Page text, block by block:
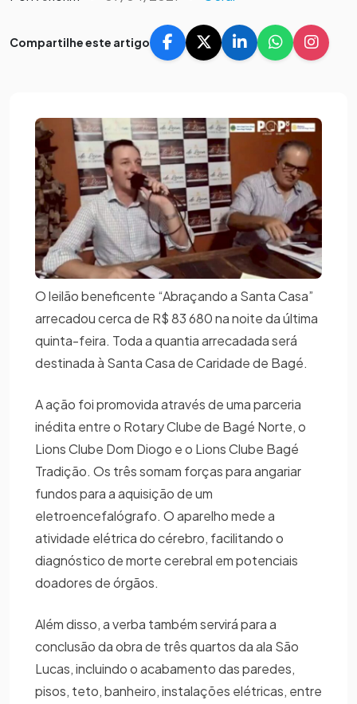
Compartilhe este artigo
O leilão beneficente “Abraçando a Santa Casa”
arrecadou cerca de R$ 83 680 na noite da última
quinta-feira. Toda a quantia arrecadada será
destinada à Santa Casa de Caridade de Bagé.
A ação foi promovida através de uma parceria
inédita entre o Rotary Clube de Bagé Norte, o
Lions Clube Dom Diogo e o Lions Clube Bagé
Tradição. Os três somam forças para angariar
fundos para a aquisição de um
eletroencefalógrafo. O aparelho mede a
atividade elétrica do cérebro, facilitando o
diagnóstico de morte cerebral em potenciais
doadores de órgãos.
Além disso, a verba também servirá para a
conclusão da obra de três quartos da ala São
Lucas, incluindo o acabamento das paredes,
pisos, teto, banheiro, instalações elétricas, entre